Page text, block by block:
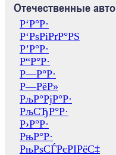
Отечественные авто
Р‘Р°Р·
Р‘РѕРіРґР°РЅ
Р’Р°Р·
Р“Р°Р·
Р—Р°Р·
Р—РёР»
РљР°РјР°Р·
РљСЂР°Р·
Р›Р°Р·
РњР°Р·
РњРѕСЃРєРІРёС‡